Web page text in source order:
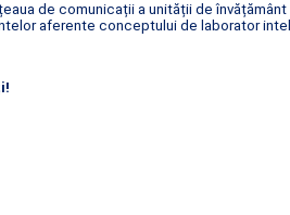
de comunicații a unității de învățământ
aferente conceptului de laborator